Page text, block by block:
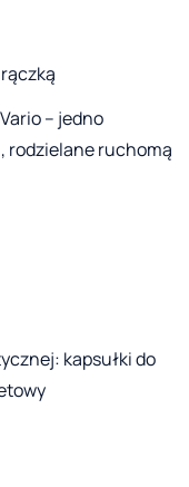
– jedno
rodzielane ruchomą
kapsułki do